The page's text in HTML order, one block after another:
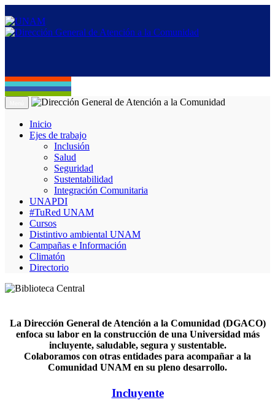
Inicio
Ejes de trabajo
Inclusión
Salud
Seguridad
Sustentabilidad
Integración Comunitaria
UNAPDI
#TuRed UNAM
Cursos
Distintivo ambiental UNAM
Campañas e Información
Climatón
Directorio
La Dirección General de Atención a la Comunidad (DGACO)
enfoca su labor en la construcción de una Universidad más
incluyente, saludable, segura y sustentable.
Colaboramos con otras entidades para acompañar a la
Comunidad UNAM en su pleno desarrollo.
Incluyente